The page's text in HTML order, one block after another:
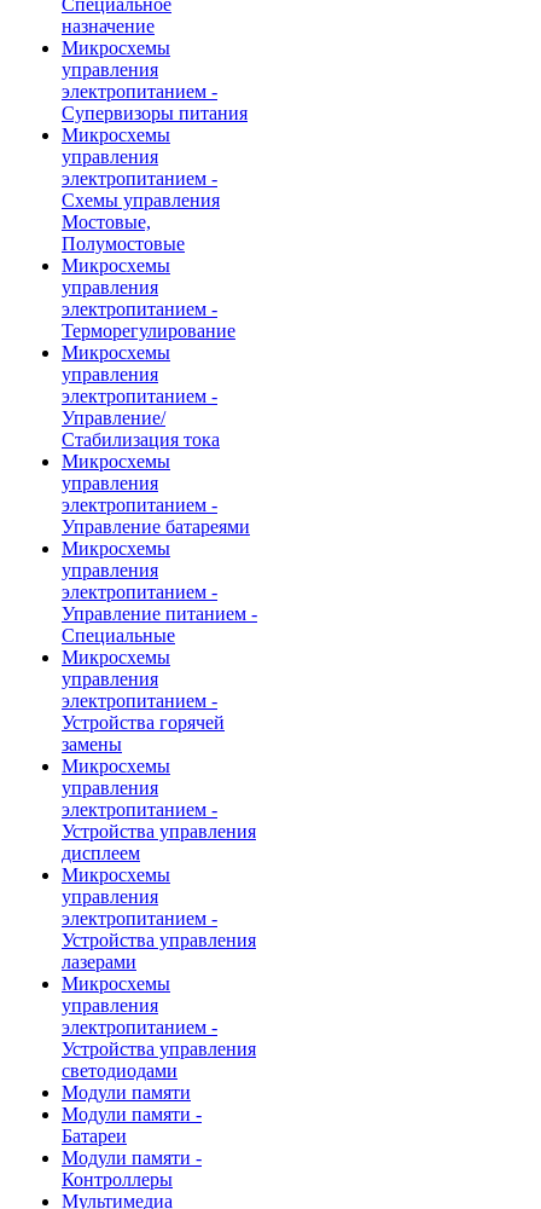
Специальное
назначение
Микросхемы
управления
электропитанием -
Супервизоры питания
Микросхемы
управления
электропитанием -
Схемы управления
Мостовые,
Полумостовые
Микросхемы
управления
электропитанием -
Терморегулирование
Микросхемы
управления
электропитанием -
Управление/
Стабилизация тока
Микросхемы
управления
электропитанием -
Управление батареями
Микросхемы
управления
электропитанием -
Управление питанием -
Специальные
Микросхемы
управления
электропитанием -
Устройства горячей
замены
Микросхемы
управления
электропитанием -
Устройства управления
дисплеем
Микросхемы
управления
электропитанием -
Устройства управления
лазерами
Микросхемы
управления
электропитанием -
Устройства управления
светодиодами
Модули памяти
Модули памяти -
Батареи
Модули памяти -
Контроллеры
Мультимедиа